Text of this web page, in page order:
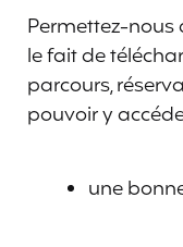
Permettez-nous
le fait de
parcours,
pouvoir y
une